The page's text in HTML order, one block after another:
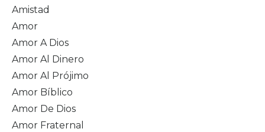
Amistad
Amor
Amor A Dios
Amor Al Dinero
Amor Al Prójimo
Amor Bíblico
Amor De Dios
Amor Fraternal